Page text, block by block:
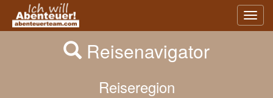
Previous
Reisenavigator
Reiseregion